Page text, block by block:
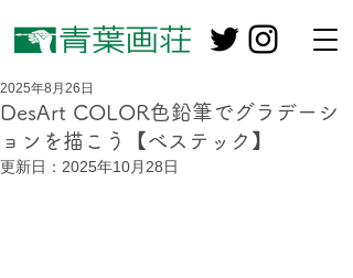
DesArt COLOR色鉛筆でグラデーシ
ョンを描こう【べステック】
2025年8月26日
更新日： 2025年10月28日